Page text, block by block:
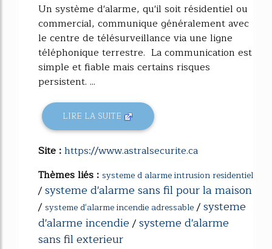
Un système d'alarme, qu'il soit résidentiel ou
commercial, communique généralement avec
le centre de télésurveillance via une ligne
téléphonique terrestre. La communication est
simple et fiable mais certains risques
persistent. ...
LIRE LA SUITE
Site :https://www.astralsecurite.ca
Thèmes liés : systeme d alarme intrusion residentiel
/systeme d'alarme sans fil pour la maison
/ systeme d'alarme incendie adressable/systeme
d'alarme incendie/systeme d'alarme
sans fil exterieur